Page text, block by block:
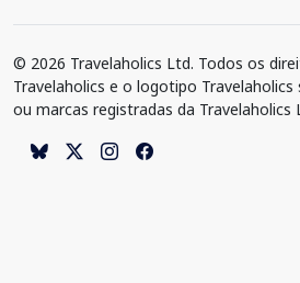
© 2026 Travelaholics Ltd. Todos os
Travelaholics e o logotipo
ou marcas registradas da Travelaholics